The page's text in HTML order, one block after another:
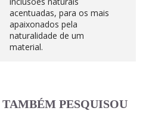
acentuadas, para os mais
apaixonados pela
naturalidade de um
material.
TAMBÉM PESQUISOU